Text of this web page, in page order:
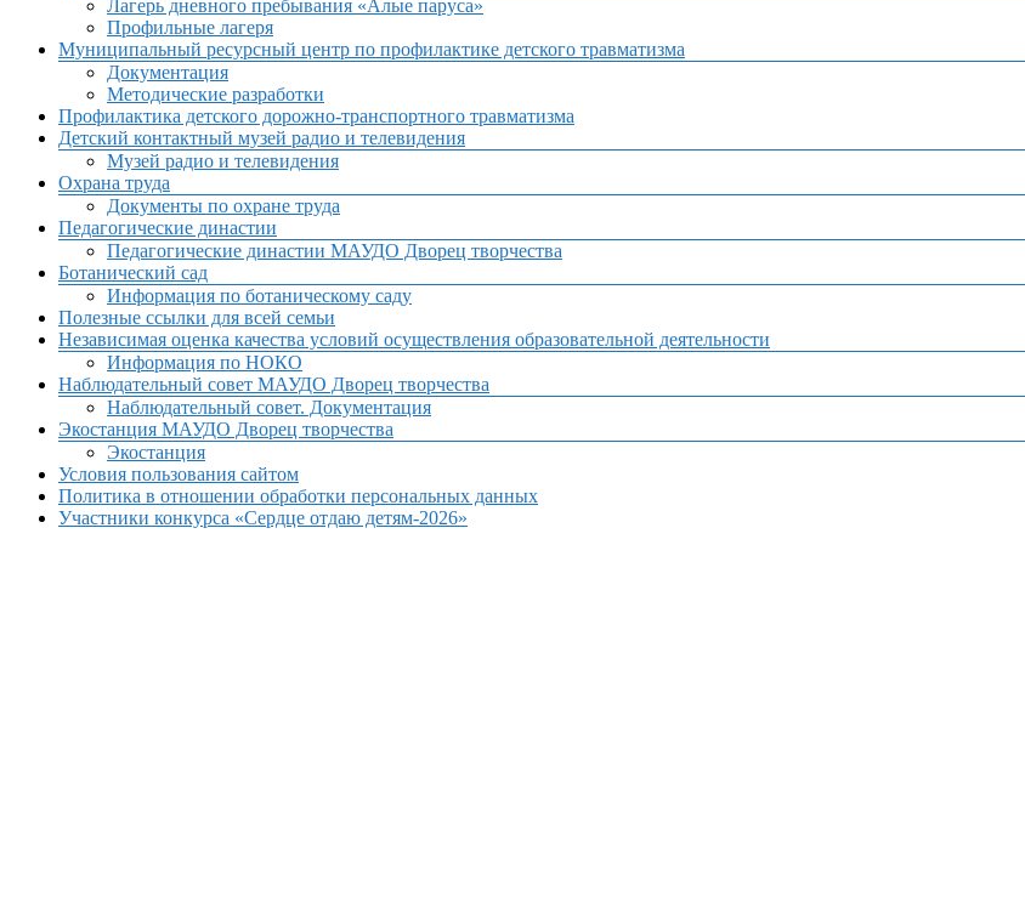
Лагерь дневного пребывания «Алые паруса»
Профильные лагеря
Муниципальный ресурсный центр по профилактике детского травматизма
Документация
Методические разработки
Профилактика детского дорожно-транспортного травматизма
Детский контактный музей радио и телевидения
Музей радио и телевидения
Охрана труда
Документы по охране труда
Педагогические династии
Педагогические династии МАУДО Дворец творчества
Ботанический сад
Информация по ботаническому саду
Полезные ссылки для всей семьи
Независимая оценка качества условий осуществления образовательной деятельности
Информация по НОКО
Наблюдательный совет МАУДО Дворец творчества
Наблюдательный совет. Документация
Экостанция МАУДО Дворец творчества
Экостанция
Условия пользования сайтом
Политика в отношении обработки персональных данных
Участники конкурса «Сердце отдаю детям-2026»